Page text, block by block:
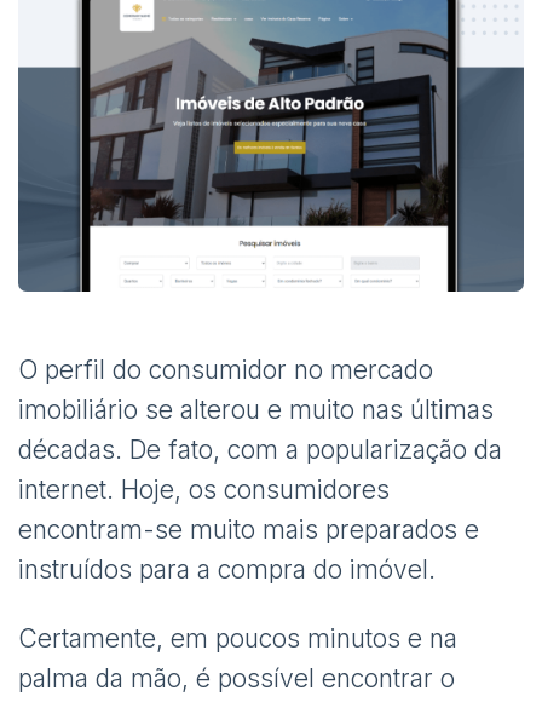
O perfil do consumidor no mercado
imobiliário se alterou e muito nas últimas
décadas. De fato, com a popularização da
internet. Hoje, os consumidores
encontram-se muito mais preparados e
instruídos para a compra do imóvel.
Certamente, em poucos minutos e na
palma da mão, é possível encontrar o